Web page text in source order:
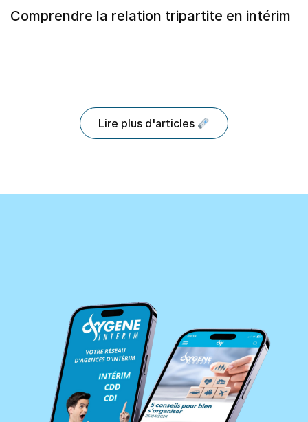
Comprendre la relation tripartite en intérim
Lire plus d'articles